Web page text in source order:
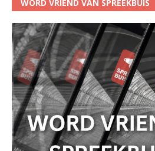
WORD VRIEND VAN SPREEKBUIS